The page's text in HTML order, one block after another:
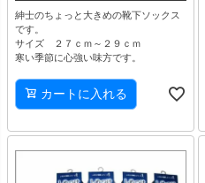
紳士のちょっと大きめの靴下ソックス
です。
サイズ ２７ｃｍ～２９ｃｍ
寒い季節に心強い味方です。
カートに入れる